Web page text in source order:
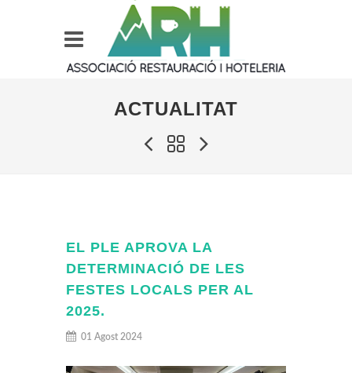
ACTUALITAT
EL PLE APROVA LA
DETERMINACIÓ DE LES
FESTES LOCALS PER AL
2025.
01 Agost 2024